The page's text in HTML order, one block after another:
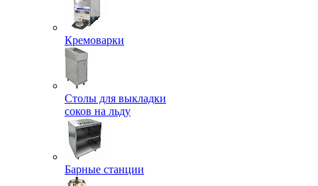
Кремоварки
Столы для выкладки
соков на льду
Барные станции